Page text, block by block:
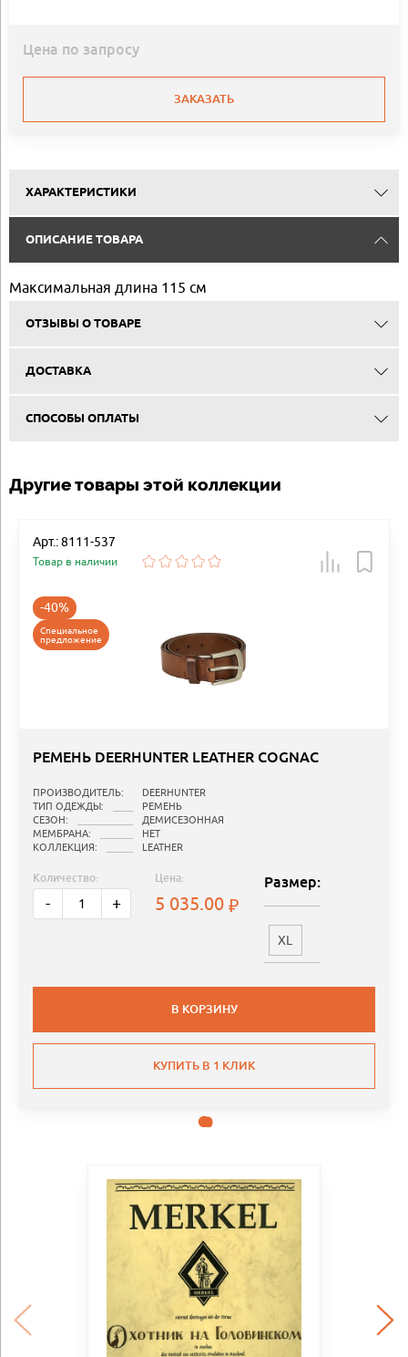
Цена по запросу
ЗАКАЗАТЬ
ХАРАКТЕРИСТИКИ
ОПИСАНИЕ ТОВАРА
Максимальная длина 115 см
ОТЗЫВЫ О ТОВАРЕ
ДОСТАВКА
СПОСОБЫ ОПЛАТЫ
Другие товары этой коллекции
Арт.: 8111-537
Товар в наличии
-40%
Специальное
предложение
РЕМЕНЬ DEERHUNTER LEATHER COGNAC
ПРОИЗВОДИТЕЛЬ:
DEERHUNTER
ТИП ОДЕЖДЫ:
РЕМЕНЬ
СЕЗОН:
ДЕМИСЕЗОННАЯ
МЕМБРАНА:
НЕТ
КОЛЛЕКЦИЯ:
LEATHER
Количество:
- +
Цена:
5 035.00
Размер:
XL
В КОРЗИНУ
КУПИТЬ В 1 КЛИК